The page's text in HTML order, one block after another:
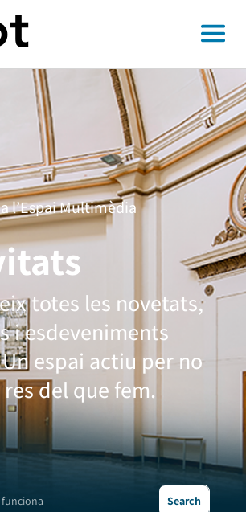
l’Espai Multimèdia
totes les novetats,
i esdeveniments
espai actiu per no
del que fem.